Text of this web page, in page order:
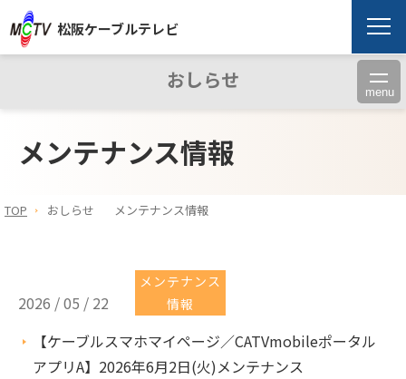
松阪ケーブルテレビ
おしらせ menu
メンテナンス情報
TOP おしらせ メンテナンス情報
2026 / 05 / 22
メンテナンス
情報
【ケーブルスマホマイページ／CATVmobileポータル
アプリA】2026年6月2日(火)メンテナンス